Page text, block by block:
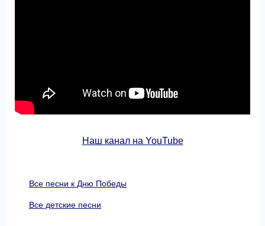
Наш канал на YouTube
Все песни к Дню Победы
Все детские песни